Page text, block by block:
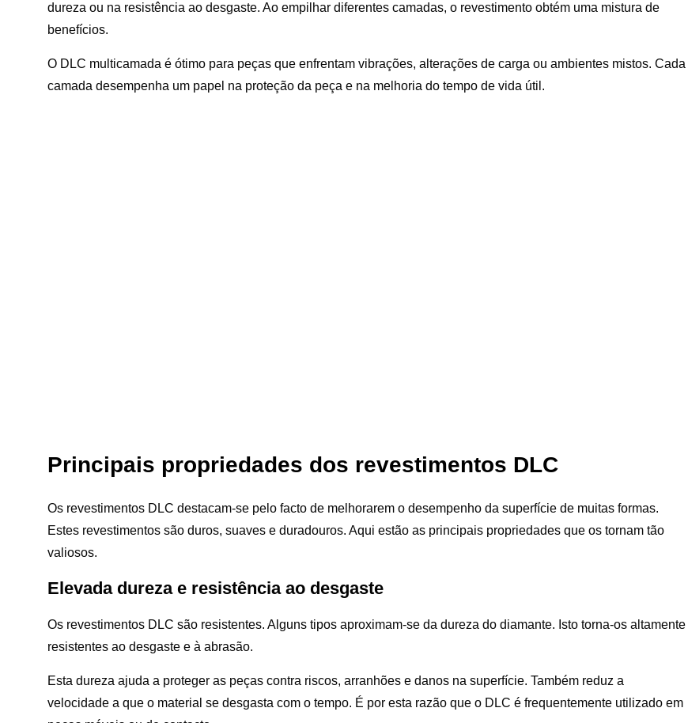
dureza ou na resistência ao desgaste. Ao empilhar diferentes camadas, o revestimento obtém uma mistura de
benefícios.
O DLC multicamada é ótimo para peças que enfrentam vibrações, alterações de carga ou ambientes mistos. Cada
camada desempenha um papel na proteção da peça e na melhoria do tempo de vida útil.
Principais propriedades dos revestimentos DLC
Os revestimentos DLC destacam-se pelo facto de melhorarem o desempenho da superfície de muitas formas.
Estes revestimentos são duros, suaves e duradouros. Aqui estão as principais propriedades que os tornam tão
valiosos.
Elevada dureza e resistência ao desgaste
Os revestimentos DLC são resistentes. Alguns tipos aproximam-se da dureza do diamante. Isto torna-os altamente
resistentes ao desgaste e à abrasão.
Esta dureza ajuda a proteger as peças contra riscos, arranhões e danos na superfície. Também reduz a
velocidade a que o material se desgasta com o tempo. É por esta razão que o DLC é frequentemente utilizado em